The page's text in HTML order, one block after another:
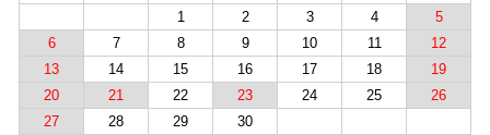
1
2 3 4
5
6
7 8 9 10 11
12
13
14 15 16 17 18
19
20
21 22 23 24 25
26
27
28 29 30